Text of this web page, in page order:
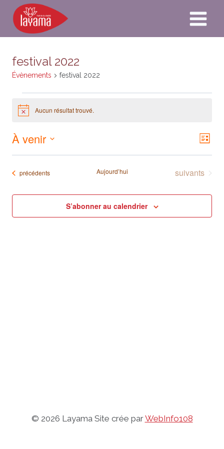
Aller
contenu
festival 2022
Évènements festival 2022
Notice Aucun résultat trouvé.
de
Liste
À venir
Sélectionnez
Évènements
précédents Aujourd’hui Évènements
suivants
S’abonner au calendrier
© 2026 Layama Site crée parWebInfo108